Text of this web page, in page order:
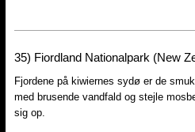
35)​ Fiordland Nationalpark (New
Fjordene på kiwiernes sydø er de
med brusende vandfald og stejle
sig op.